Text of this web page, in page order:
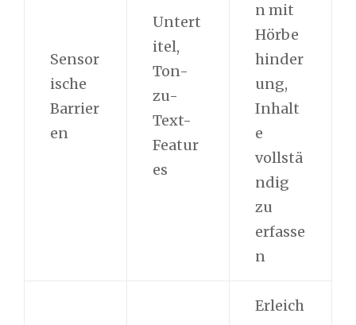
Sensor
ische
Barrier
en
Untert
itel,
Ton-
zu-
Text-
Featur
es
n mit
Hörbe
hinder
ung,
Inhalt
e
vollstä
ndig
zu
erfasse
n
Erleich